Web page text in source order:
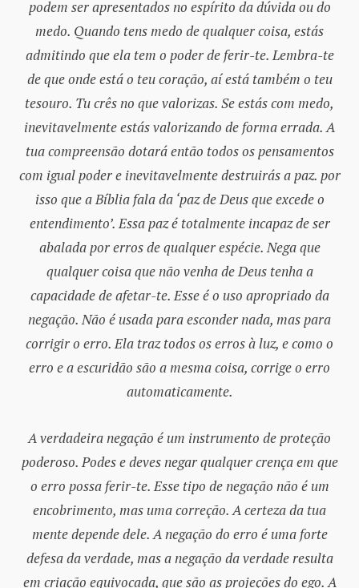
podem ser apresentados no espírito da dúvida ou do
medo. Quando tens medo de qualquer coisa, estás
admitindo que ela tem o poder de ferir-te. Lembra-te
de que onde está o teu coração, aí está também o teu
tesouro. Tu crês no que valorizas. Se estás com medo,
inevitavelmente estás valorizando de forma errada. A
tua compreensão dotará então todos os pensamentos
com igual poder e inevitavelmente destruirás a paz. por
isso que a Bíblia fala da ‘paz de Deus que excede o
entendimento’. Essa paz é totalmente incapaz de ser
abalada por erros de qualquer espécie. Nega que
qualquer coisa que não venha de Deus tenha a
capacidade de afetar-te. Esse é o uso apropriado da
negação. Não é usada para esconder nada, mas para
corrigir o erro. Ela traz todos os erros à luz, e como o
erro e a escuridão são a mesma coisa, corrige o erro
automaticamente.
A verdadeira negação é um instrumento de proteção
poderoso. Podes e deves negar qualquer crença em que
o erro possa ferir-te. Esse tipo de negação não é um
encobrimento, mas uma correção. A certeza da tua
mente depende dele. A negação do erro é uma forte
defesa da verdade, mas a negação da verdade resulta
em criação equivocada, que são as projeções do ego. A